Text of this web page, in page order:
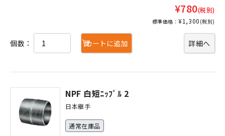
¥780(税別)
標準価格：¥1,300 (税別)
詳細へ
個数： カートに追加
NPF 白短ﾆｯﾌﾟﾙ 2
日本継手
通常在庫品